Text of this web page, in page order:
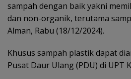
sampah dengan baik yakni
dan non-organik, terutama
Alman, Rabu (18/12/2024).
Khusus sampah plastik dapat
Pusat Daur Ulang (PDU) di UPT